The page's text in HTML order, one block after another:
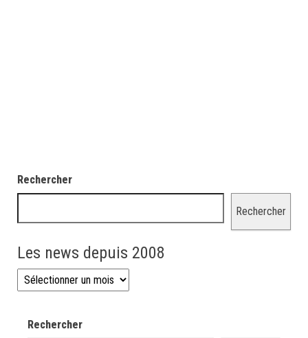
Rechercher
Rechercher
Les news depuis 2008
Les news depuis 2008
Rechercher